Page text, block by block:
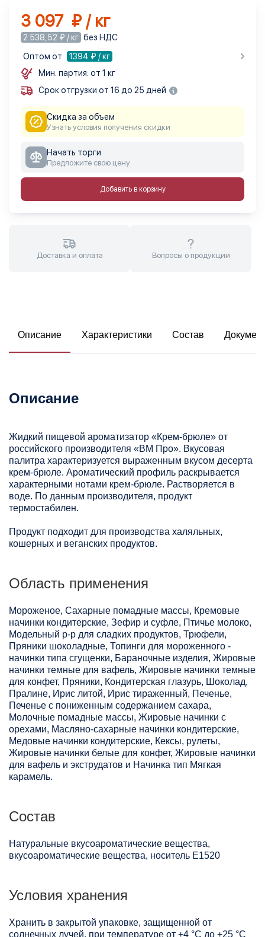
3 097 ₽ / кг
2 538,52 ₽ / кг без НДС
Оптом от
1394 ₽ / кг
Мин. партия: от 1 кг
Срок отгрузки от 16 до 25 дней
Скидка за объем
Узнать условия получения скидки
Начать торги
Предложите свою цену
Добавить в корзину
Доставка и оплата Вопросы о продукции
Описание Характеристики Состав
Описание
Жидкий пищевой ароматизатор «Крем-брюле» от
российского производителя «ВМ Про». Вкусовая
палитра характеризуется выраженным вкусом десерта
крем-брюле. Ароматический профиль раскрывается
характерными нотами крем-брюле. Растворяется в
воде. По данным производителя, продукт
термостабилен.
Продукт подходит для производства халяльных,
кошерных и веганских продуктов.
Область применения
Мороженое, Сахарные помадные массы, Кремовые
начинки кондитерские, Зефир и суфле, Птичье молоко,
Модельный р-р для сладких продуктов, Трюфели,
Пряники шоколадные, Топинги для мороженного -
начинки типа сгущенки, Бараночные изделия, Жировые
начинки темные для вафель, Жировые начинки темные
для конфет, Пряники, Кондитерская глазурь, Шоколад,
Пралине, Ирис литой, Ирис тираженный, Печенье,
Печенье с пониженным содержанием сахара,
Молочные помадные массы, Жировые начинки с
орехами, Масляно-сахарные начинки кондитерские,
Медовые начинки кондитерские, Кексы, рулеты,
Жировые начинки белые для конфет, Жировые начинки
для вафель и экструдатов и Начинка тип Мягкая
карамель.
Состав
Натуральные вкусоароматические вещества,
вкусоароматические вещества, носитель Е1520
Условия хранения
Хранить в закрытой упаковке, защищенной от
солнечных лучей, при температуре от +4 °C до +25 °C